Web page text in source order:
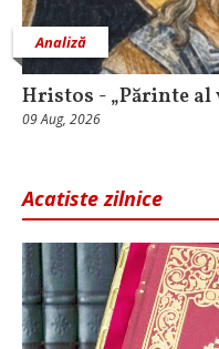
Analiză
Hristos - „Părinte al
09 Aug, 2026
Acatiste zilnice